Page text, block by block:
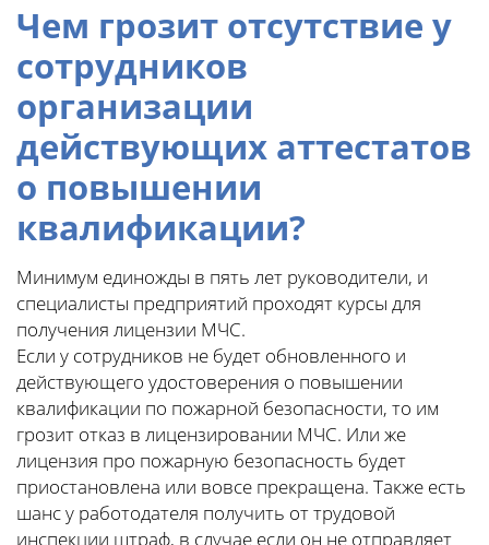
Чем грозит отсутствие у
сотрудников
организации
действующих аттестатов
о повышении
квалификации?
Минимум единожды в пять лет руководители, и
специалисты предприятий проходят курсы для
получения лицензии МЧС.
Если у сотрудников не будет обновленного и
действующего удостоверения о повышении
квалификации по пожарной безопасности, то им
грозит отказ в лицензировании МЧС. Или же
лицензия про пожарную безопасность будет
приостановлена или вовсе прекращена. Также есть
шанс у работодателя получить от трудовой
инспекции штраф, в случае если он не отправляет